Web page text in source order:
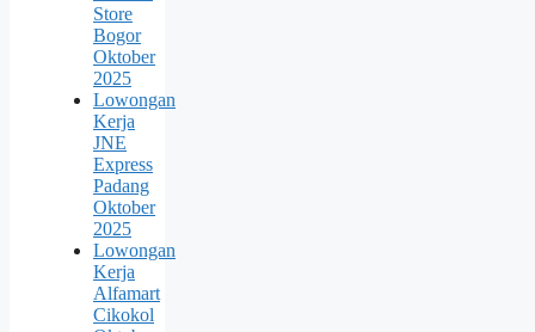
Store
Bogor
Oktober
2025
Lowongan
Kerja
JNE
Express
Padang
Oktober
2025
Lowongan
Kerja
Alfamart
Cikokol